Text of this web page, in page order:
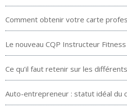
Comment obtenir votre carte
Le nouveau CQP Instructeur
Ce qu’il faut retenir sur les
Auto-entrepreneur : statut idéal du